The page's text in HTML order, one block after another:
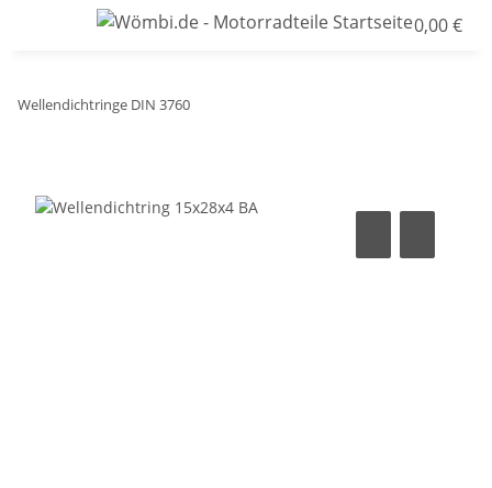
0,00 €
Wellendichtringe DIN 3760